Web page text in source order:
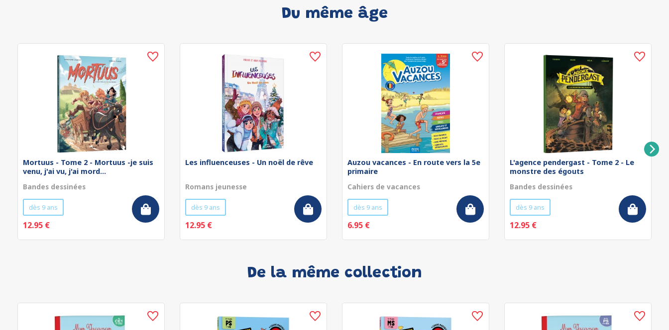
Du même âge
Mortuus - Tome 2 - Mortuus -je suis
venu, j'ai vu, j'ai mord...
Bandes dessinées
dès 9 ans
12.95 €
Les influenceuses - Un noël de rêve
Romans jeunesse
dès 9 ans
12.95 €
Auzou vacances - En route vers la 5e
primaire
Cahiers de vacances
dès 9 ans
6.95 €
L'agence pendergast - Tome 2 - Le
monstre des égouts
Bandes dessinées
dès 9 ans
12.95 €
De la même collection